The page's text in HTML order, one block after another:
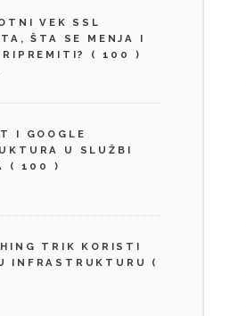
VEK SSL
ŠTA SE MENJA I
( 100 )
I GOOGLE
U SLUŽBI
( 100 )
TRIK KORISTI
INFRASTRUKTURU
(